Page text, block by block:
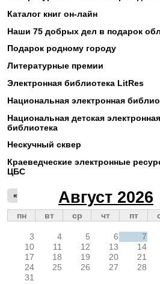
Каталог книг он-лайн
Наши 75 добрых дел в подарок
Подарок родному городу
Литературные премии
Электронная библиотека LitRes
Национальная электронная
Национальная детская электронная
библиотека
Нескучный сквер
Краеведческие электронные
ЦБС
Август 2026
«
пн вт ср чт пт
3
4 5 6 7
10
11 12 13 14
17
18 19 20 21
24
25 26 27 28
31